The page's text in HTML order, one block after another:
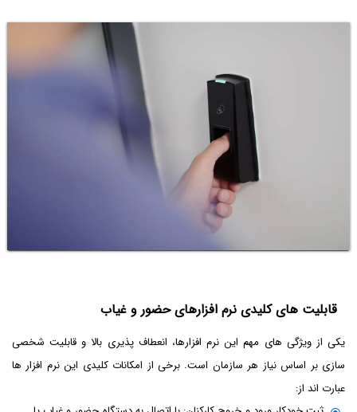
قابلیت های کلیدی نرم افزارهای حضور و غیاب
یکی از ویژگی های مهم این نرم افزارها، انعطاف پذیری بالا و قابلیت شخصی
سازی بر اساس نیاز هر سازمان است. برخی از امکانات کلیدی این نرم افزار ها
عبارت اند از: